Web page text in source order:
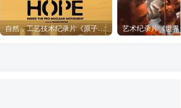
自然，工艺技术纪录片《原子能的希望 Atomic Hope – Inside the Pro-Nuclear Movement》下载